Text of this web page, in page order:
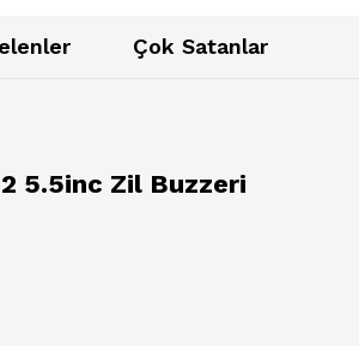
Çok Satanlar
5.5inc Zil Buzzeri